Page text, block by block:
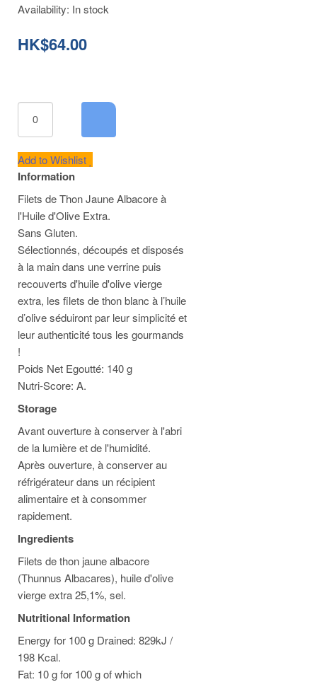
Availability: In stock
HK$64.00
Add to Wishlist
Information
Filets de Thon Jaune Albacore à
l'Huile d'Olive Extra.
Sans Gluten.
Sélectionnés, découpés et disposés
à la main dans une verrine puis
recouverts d'huile d'olive vierge
extra, les filets de thon blanc à l’huile
d’olive séduiront par leur simplicité et
leur authenticité tous les gourmands
!
Poids Net Egoutté: 140 g
Nutri-Score: A.
Storage
Avant ouverture à conserver à l'abri
de la lumière et de l'humidité.
Après ouverture, à conserver au
réfrigérateur dans un récipient
alimentaire et à consommer
rapidement.
Ingredients
Filets de thon jaune albacore
(Thunnus Albacares), huile d'olive
vierge extra 25,1%, sel.
Nutritional Information
Energy for 100 g Drained: 829kJ /
198 Kcal.
Fat: 10 g for 100 g of which